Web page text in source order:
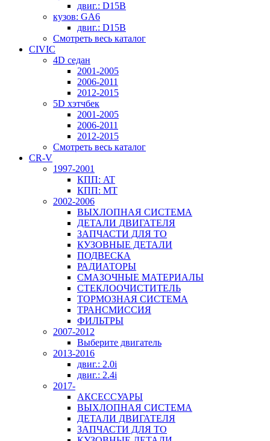
двиг.: D15B
кузов: GA6
двиг.: D15B
Смотреть весь каталог
CIVIC
4D седан
2001-2005
2006-2011
2012-2015
5D хэтчбек
2001-2005
2006-2011
2012-2015
Смотреть весь каталог
CR-V
1997-2001
КПП: AT
КПП: MT
2002-2006
ВЫХЛОПНАЯ СИСТЕМА
ДЕТАЛИ ДВИГАТЕЛЯ
ЗАПЧАСТИ ДЛЯ ТО
КУЗОВНЫЕ ДЕТАЛИ
ПОДВЕСКА
РАДИАТОРЫ
СМАЗОЧНЫЕ МАТЕРИАЛЫ
СТЕКЛООЧИСТИТЕЛЬ
ТОРМОЗНАЯ СИСТЕМА
ТРАНСМИССИЯ
ФИЛЬТРЫ
2007-2012
Выберите двигатель
2013-2016
двиг.: 2.0i
двиг.: 2.4i
2017-
АКСЕССУАРЫ
ВЫХЛОПНАЯ СИСТЕМА
ДЕТАЛИ ДВИГАТЕЛЯ
ЗАПЧАСТИ ДЛЯ ТО